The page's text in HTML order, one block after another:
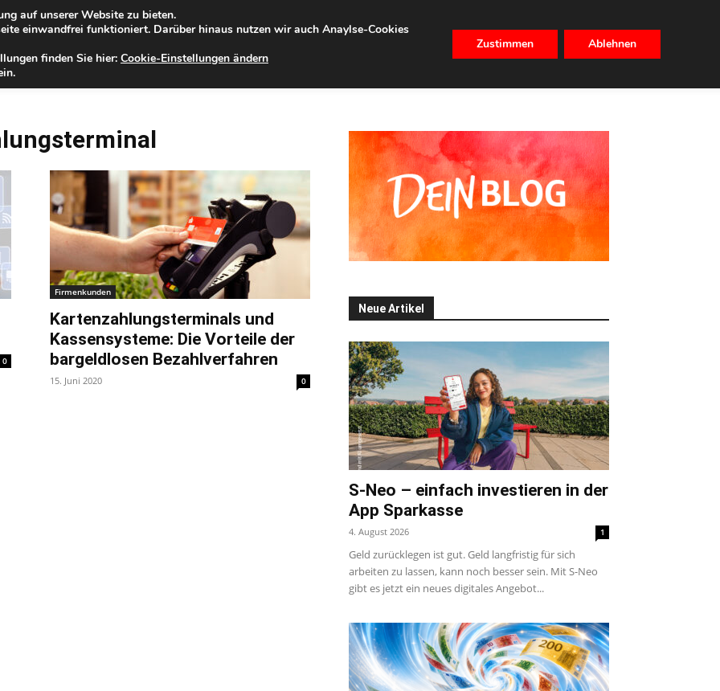
06.08.2026 Zur Internet-Filiale der Förde Sparkasse
IHRE REGION WERTPAPIERE FIRMENKUNDEN IMMOBILIEN
0
Firmenkunden
Kartenzahlungsterminals und
Kassensysteme: Die Vorteile der
bargeldlosen Bezahlverfahren
15. Juni 2020 0
Neue Artikel
S-Neo – einfach investieren in der
App Sparkasse
4. August 2026 1
Geld zurücklegen ist gut. Geld langfristig für sich
arbeiten zu lassen, kann noch besser sein. Mit S-Neo
gibt es jetzt ein neues digitales Angebot...
auf unserer Website zu bieten.
einwandfrei funktioniert. Darüber hinaus nutzen wir auch Anaylse-Cookies
finden Sie hier: Cookie-Einstellungen ändern
Zustimmen Ablehnen